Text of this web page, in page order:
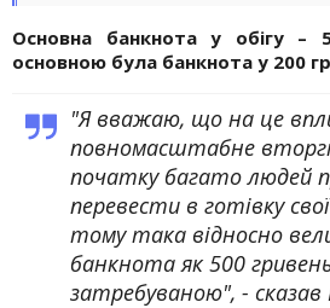
Основна банкнота у обігу –
основною була банкнота у 200
"Я вважаю, що на це
повномасштабне
початку багато людей
перевести в готівку
тому така відносно
банкнота як 500
затребуваною", -